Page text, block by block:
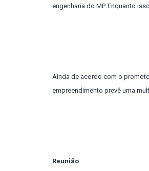
engenharia do MP. Enquanto
Ainda de acordo com o
empreendimento prevê uma
Reunião